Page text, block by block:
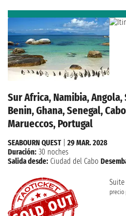
Sur Africa, Namibia,
Benin, Ghana, Senegal,
Marueccos, Portugal
precio
SEABOURN QUEST| 29 MAR. 2028
Duración: 30 noches
Salida desde: Ciudad del Cabo